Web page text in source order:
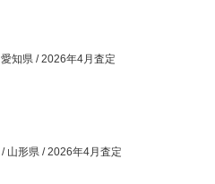
愛知県 /2026年4月査定
/ 山形県 /2026年4月査定